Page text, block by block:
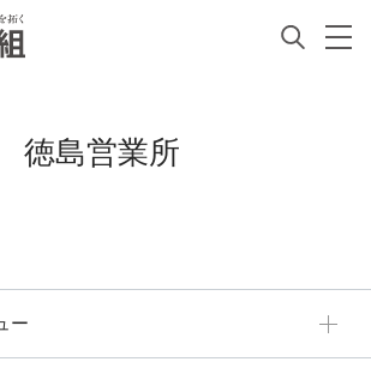
徳島営業所
ー